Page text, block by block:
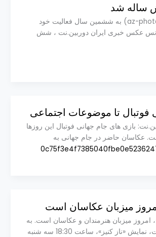
ساله شد
سایت آذ-فوتو (az-photo) به ششمین سال فعالیت خود
عکس خبری ایران دوربین.نت ، شش
فوتبال تا موضوعات اجتماعی
بازی های جام جهانی فوتبال این روزها
عکاسان حاضر در جام جهانی به
امروز میزبان عکاسان است
امروز میزبان هنرمندان و عکاسان است. به
گزارش دوربین.نت، نمایش «ناز کنیز»، ساعت 18:30 سه شنبه